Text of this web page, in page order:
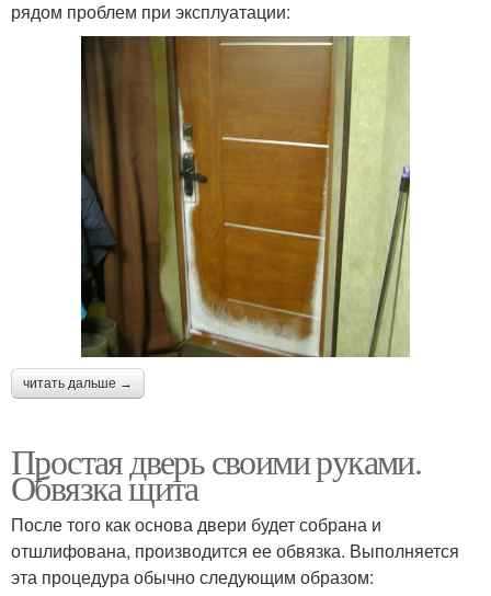
рядом проблем при эксплуатации:
читать дальше →
Простая дверь своими руками.
Обвязка щита
После того как основа двери будет собрана и
отшлифована, производится ее обвязка. Выполняется
эта процедура обычно следующим образом: